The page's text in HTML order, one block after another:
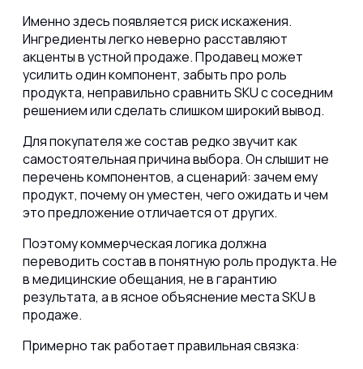
Именно здесь появляется риск искажения.
Ингредиенты легко неверно расставляют
акценты в устной продаже. Продавец может
усилить один компонент, забыть про роль
продукта, неправильно сравнить SKU с соседним
решением или сделать слишком широкий вывод.
Для покупателя же состав редко звучит как
самостоятельная причина выбора. Он слышит не
перечень компонентов, а сценарий: зачем ему
продукт, почему он уместен, чего ожидать и чем
это предложение отличается от других.
Поэтому коммерческая логика должна
переводить состав в понятную роль продукта. Не
в медицинские обещания, не в гарантию
результата, а в ясное объяснение места SKU в
продаже.
Примерно так работает правильная связка: